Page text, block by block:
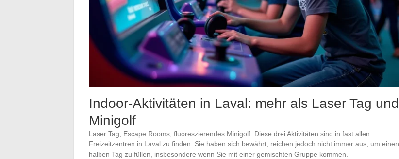
Indoor-Aktivitäten in Laval: mehr als Laser Tag und
Minigolf
Laser Tag, Escape Rooms, fluoreszierendes Minigolf: Diese drei Aktivitäten sind in fast allen
Freizeitzentren in Laval zu finden. Sie haben sich bewährt, reichen jedoch nicht immer aus, um einen
halben Tag zu füllen, insbesondere wenn Sie mit einer gemischten Gruppe kommen.